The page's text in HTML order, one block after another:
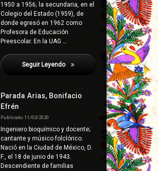
1950 a 1956; la secundaria, en el
Colegio del Estado (1959), de
donde egresó en 1962 como
Profesora de Educación
Preescolar. En la UAG …
Seguir Leyendo Franco Ruiz, Fidel
Parada Arias, Bonifacio
Efrén
Publicado: 11/03/2020
Ingeniero bioquímico y docente;
cantante y músico folclórico.
Nació en la Ciudad de México, D.
F., el 18 de junio de 1943.
Descendiente de familias